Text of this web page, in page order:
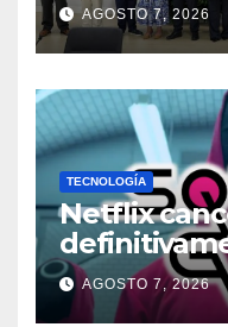
avances
AGOSTO 7, 2026
TECNOLOGÍA
Netflix
Calamar’
AGOSTO 7, 2026